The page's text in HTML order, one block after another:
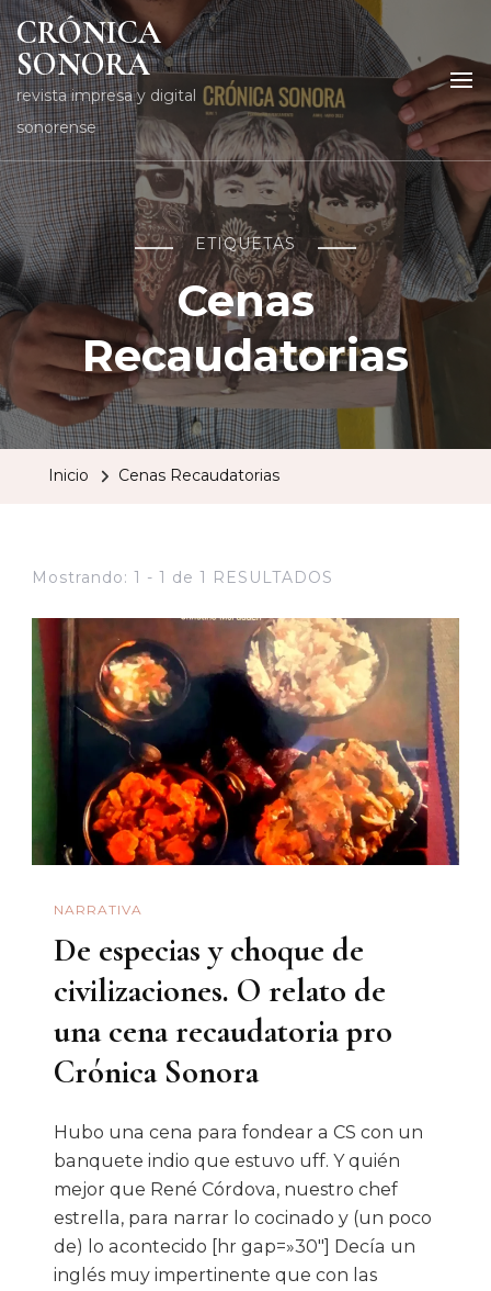
CRÓNICA
SONORA
revista impresa y digital
sonorense
ETIQUETAS
Cenas
Recaudatorias
Inicio Cenas Recaudatorias
Mostrando: 1 - 1 de 1 RESULTADOS
NARRATIVA
De especias y choque de
civilizaciones. O relato de
una cena recaudatoria pro
Crónica Sonora
Hubo una cena para fondear a CS con un
banquete indio que estuvo uff. Y quién
mejor que René Córdova, nuestro chef
estrella, para narrar lo cocinado y (un poco
de) lo acontecido [hr gap=»30″] Decía un
inglés muy impertinente que con las